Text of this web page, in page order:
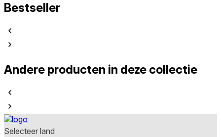
Bestseller
Andere producten in deze collectie
Selecteer land